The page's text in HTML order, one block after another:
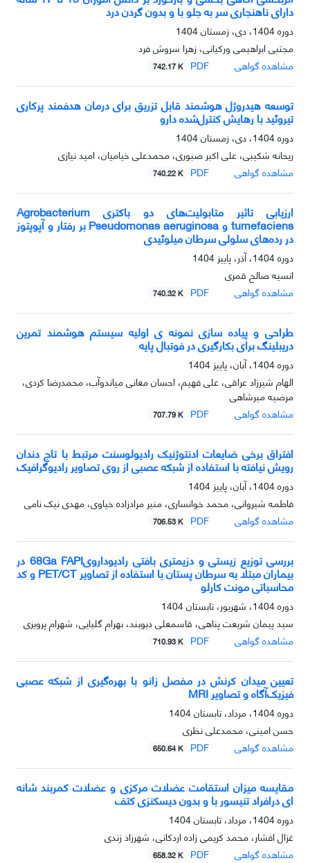
دارای ناهنجاری سر به جلو با و بدون گردن درد
دوره 1404، دی، زمستان 1404
مجتبی ابراهیمی ورکیانی، زهرا سروش فرد
مشاهده گواهی
PDF
742.17 K
توسعه هیدروژل هوشمند قابل تزریق برای درمان هدفمند پرکاری
تیروئید با رهایش کنترل‌شده دارو
دوره 1404، دی، زمستان 1404
ریحانه شکیبی، علی اکبر صبوری، محمدعلی خیامیان، امید نیازی
مشاهده گواهی
PDF
740.22 K
ارزیابی تاثیر متابولیت‌های دو باکتری Agrobacterium
tumefaciens و Pseudomonas aeruginosa بر رفتار و آپوپتوز
در رده‌های سلولی سرطان میلوئیدی
دوره 1404، آذر، پاییز 1404
انسیه صالح قمری
مشاهده گواهی
PDF
740.32 K
طراحی و پیاده سازی نمونه ی اولیه سیستم هوشمند تمرین
دریبلینگ برای بکارگیری در فوتبال پایه
دوره 1404، آبان، پاییز 1404
الهام شیرزاد عراقی، علی فهیم، احسان معانی میاندوآب، محمدرضا کردی،
مرضیه میرشاهی
مشاهده گواهی
PDF
707.79 K
افتراق برخی ضایعات ادنتوژنیک رادیولوسنت مرتبط با تاج دندان
رویش نیافته با استفاده از شبکه عصبی از روی تصاویر رادیوگرافیک
دوره 1404، آبان، پاییز 1404
فاطمه شیروانی، محمد خوانساری، منیر مرادزاده خیاوی، مهدی نیک نامی
مشاهده گواهی
PDF
706.53 K
بررسی توزیع زیستی و دزیمتری بافتی رادیوداروی68Ga FAPI در
بیماران مبتلا به سرطان پستان با استفاده از تصاویر PET/CT و کد
محاسباتی مونت کارلو
دوره 1404، شهریور، تابستان 1404
سید پیمان شریعت پناهی، قاسمعلی دیوبند، بهرام گلیایی، شهرام پرویزی
مشاهده گواهی
PDF
710.93 K
تعیین میدان کرنش در مفصل زانو با بهره‌گیری از شبکه عصبی
فیزیک‌آگاه و تصاویر MRI
دوره 1404، مرداد، تابستان 1404
حسن امینی، محمدعلی نظری
مشاهده گواهی
PDF
650.64 K
مقایسه میزان استقامت عضلات مرکزی و عضلات کمربند شانه
ای درافراد تنیسور با و بدون دیسکنزی کتف
دوره 1404، مرداد، تابستان 1404
غزال افشار، محمد کریمی زاده اردکانی، شهرزاد زندی
مشاهده گواهی
PDF
658.32 K